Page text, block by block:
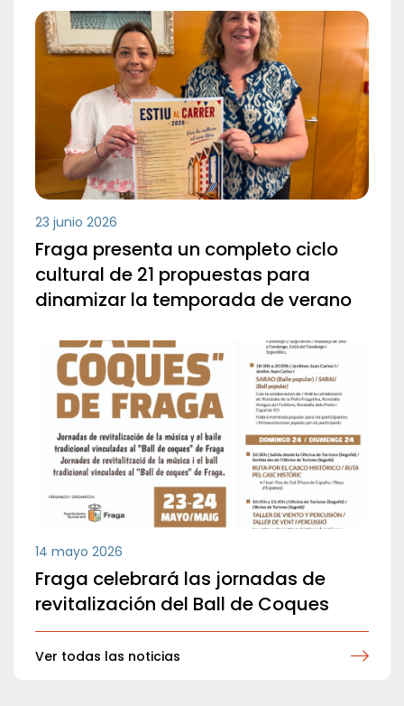
23 junio 2026
Fraga presenta un completo ciclo
cultural de 21 propuestas para
dinamizar la temporada de verano
14 mayo 2026
Fraga celebrará las jornadas de
revitalización del Ball de Coques
Ver todas las noticias